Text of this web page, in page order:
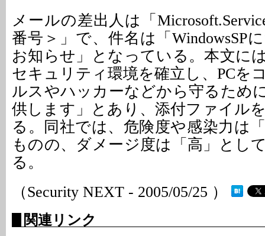
メールの差出人は「
番号＞」で、件名は「WindowsSP
お知らせ」となっている。本文に
セキュリティ環境を確立し、PCを
ルスやハッカーなどから守るため
供します」とあり、添付ファイル
る。同社では、危険度や感染力は
ものの、ダメージ度は「高」とし
る。
（Security NEXT - 2005/05/25 ）
関連リンク